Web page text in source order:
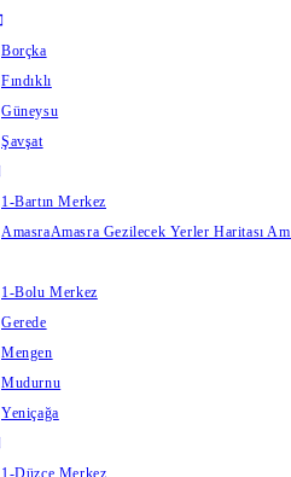
Borçka
Fındıklı
Güneysu
Şavşat
1-Bartın Merkez
AmasraAmasra Gezilecek Yerler Haritası
1-Bolu Merkez
Gerede
Mengen
Mudurnu
Yeniçağa
1-Düzce Merkez